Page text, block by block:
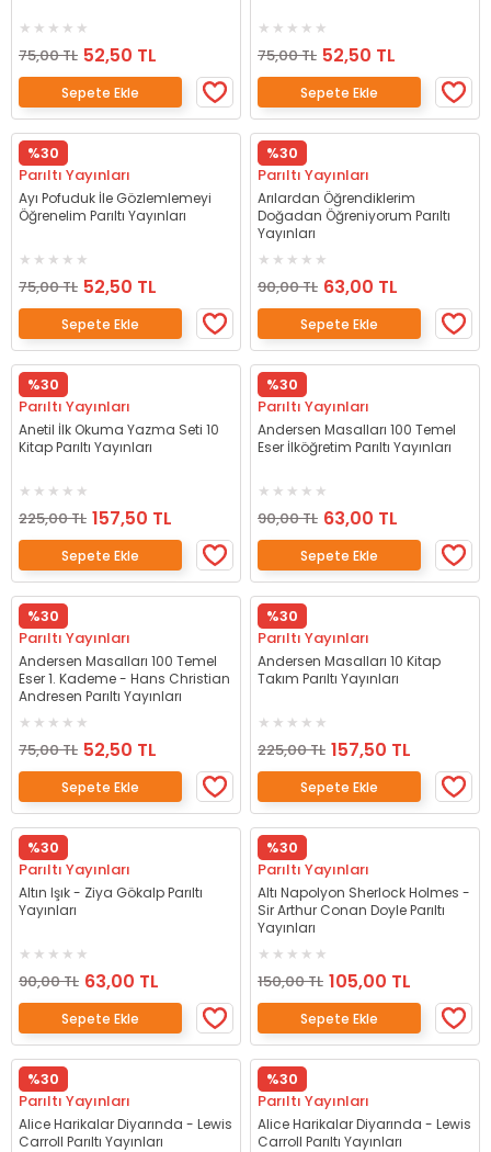
75,00 TL 52,50 TL
Sepete Ekle
75,00 TL 52,50 TL
Sepete Ekle
%30
Parıltı Yayınları
Ayı Pofuduk İle Gözlemlemeyi
Öğrenelim Parıltı Yayınları
75,00 TL 52,50 TL
Sepete Ekle
%30
Parıltı Yayınları
Arılardan Öğrendiklerim
Doğadan Öğreniyorum Parıltı
Yayınları
90,00 TL 63,00 TL
Sepete Ekle
%30
Parıltı Yayınları
Anetil İlk Okuma Yazma Seti 10
Kitap Parıltı Yayınları
225,00 TL 157,50 TL
Sepete Ekle
%30
Parıltı Yayınları
Andersen Masalları 100 Temel
Eser İlköğretim Parıltı Yayınları
90,00 TL 63,00 TL
Sepete Ekle
%30
Parıltı Yayınları
Andersen Masalları 100 Temel
Eser 1. Kademe - Hans Christian
Andresen Parıltı Yayınları
75,00 TL 52,50 TL
Sepete Ekle
%30
Parıltı Yayınları
Andersen Masalları 10 Kitap
Takım Parıltı Yayınları
225,00 TL 157,50 TL
Sepete Ekle
%30
Parıltı Yayınları
Altın Işık - Ziya Gökalp Parıltı
Yayınları
90,00 TL 63,00 TL
Sepete Ekle
%30
Parıltı Yayınları
Altı Napolyon Sherlock Holmes -
Sir Arthur Conan Doyle Parıltı
Yayınları
150,00 TL 105,00 TL
Sepete Ekle
%30
Parıltı Yayınları
Alice Harikalar Diyarında - Lewis
Carroll Parıltı Yayınları
%30
Parıltı Yayınları
Alice Harikalar Diyarında - Lewis
Carroll Parıltı Yayınları